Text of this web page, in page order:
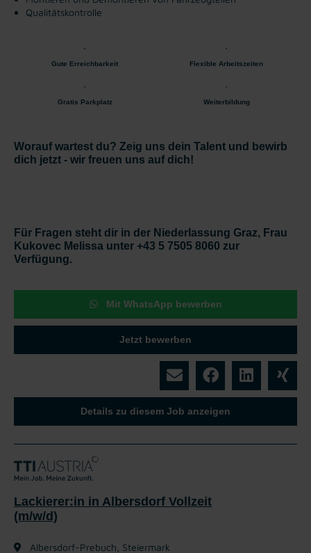
Qualitätskontrolle
Gute Erreichbarkeit Flexible Arbeitszeiten
Gratis Parkplatz Weiterbildung
Worauf wartest du? Zeig uns dein Talent und bewirb
dich jetzt - wir freuen uns auf dich!
Für Fragen steht dir in der Niederlassung Graz, Frau
Kukovec Melissa unter +43 5 7505 8060 zur
Verfügung.
Mit WhatsApp bewerben
Jetzt bewerben
Details zu diesem Job anzeigen
Lackierer:in in Albersdorf Vollzeit
(m/w/d)
Albersdorf-Prebuch, Steiermark